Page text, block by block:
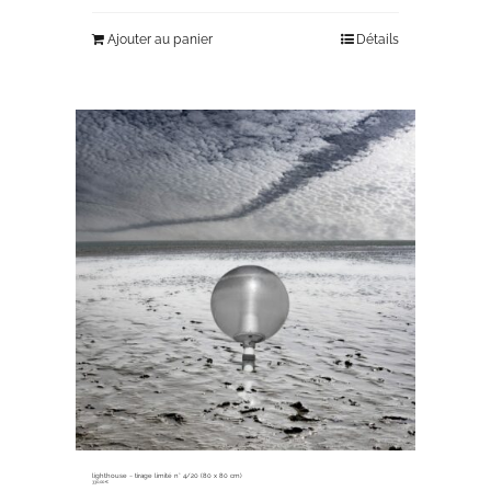
Ajouter au panier Détails
lighthouse ~ tirage limité n° 4/20 (80 x 80 cm)
330,00€